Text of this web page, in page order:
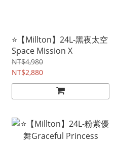
⭐【Millton】24L-黑夜太空
Space Mission X
NT$4,980
NT$2,880